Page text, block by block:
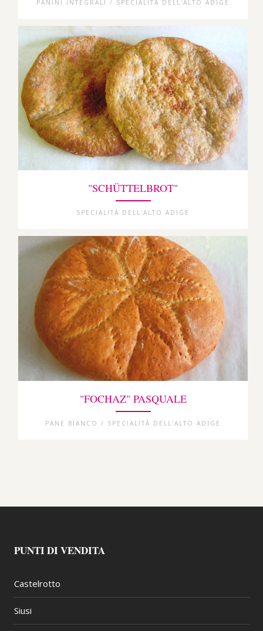
PANINI INTEGRALI / SPECIALITÀ DELL'ALTO ADIGE
"SCHÜTTELBROT"
SPECIALITÀ DELL'ALTO ADIGE
"FOCHAZ" PASQUALE
PANE BIANCO / SPECIALITÀ DELL'ALTO ADIGE
PUNTI DI VENDITA
Castelrotto
Siusi